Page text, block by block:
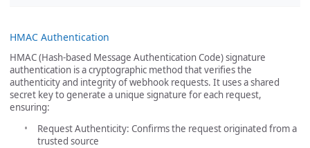
HMAC Authentication
HMAC (Hash-based Message Authentication Code) signature
authentication is a cryptographic method that verifies the
authenticity and integrity of webhook requests. It uses a shared
secret key to generate a unique signature for each request,
ensuring:
Request Authenticity: Confirms the request originated from a
trusted source